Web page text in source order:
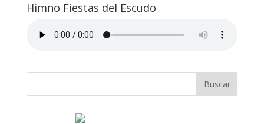
Himno Fiestas del Escudo